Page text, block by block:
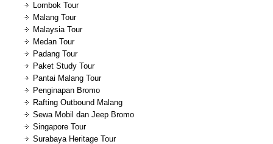
Lombok Tour
Malang Tour
Malaysia Tour
Medan Tour
Padang Tour
Paket Study Tour
Pantai Malang Tour
Penginapan Bromo
Rafting Outbound Malang
Sewa Mobil dan Jeep Bromo
Singapore Tour
Surabaya Heritage Tour